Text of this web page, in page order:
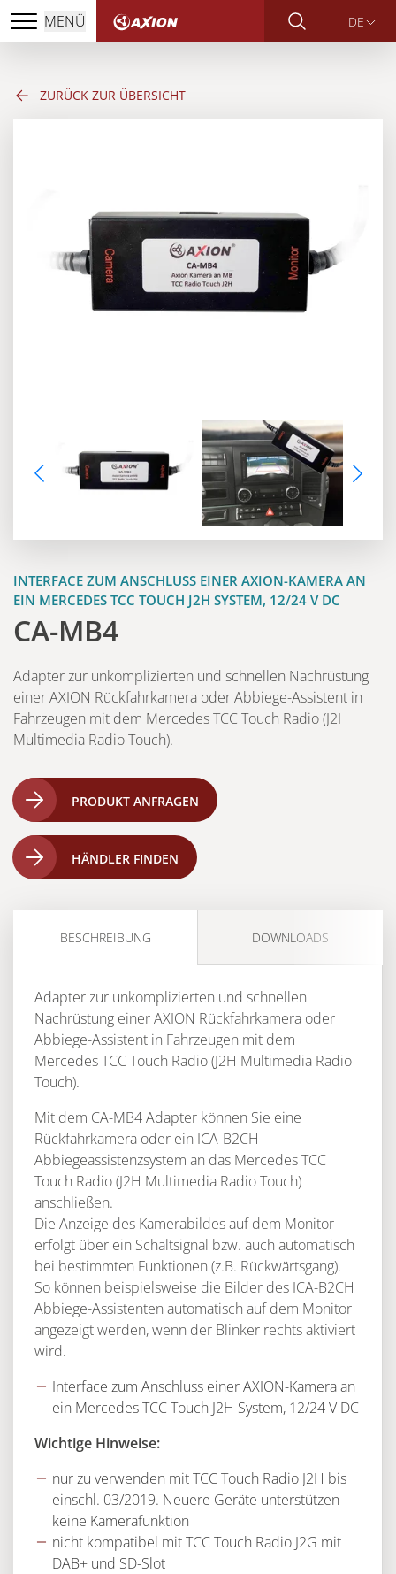
MENÜ DE
ZURÜCK ZUR ÜBERSICHT
INTERFACE ZUM ANSCHLUSS EINER AXION-KAMERA AN
EIN MERCEDES TCC TOUCH J2H SYSTEM, 12/24 V DC
CA-MB4
Adapter zur unkomplizierten und schnellen Nachrüstung
einer AXION Rückfahrkamera oder Abbiege-Assistent in
Fahrzeugen mit dem Mercedes TCC Touch Radio (J2H
Multimedia Radio Touch).
PRODUKT ANFRAGEN
HÄNDLER FINDEN
BESCHREIBUNG DOWNLOADS
Adapter zur unkomplizierten und schnellen
Nachrüstung einer AXION Rückfahrkamera oder
Abbiege-Assistent in Fahrzeugen mit dem
Mercedes TCC Touch Radio (J2H Multimedia Radio
Touch).
Mit dem CA-MB4 Adapter können Sie eine
Rückfahrkamera oder ein ICA-B2CH
Abbiegeassistenzsystem an das Mercedes TCC
Touch Radio (J2H Multimedia Radio Touch)
anschließen.
Die Anzeige des Kamerabildes auf dem Monitor
erfolgt über ein Schaltsignal bzw. auch automatisch
bei bestimmten Funktionen (z.B. Rückwärtsgang).
So können beispielsweise die Bilder des ICA-B2CH
Abbiege-Assistenten automatisch auf dem Monitor
angezeigt werden, wenn der Blinker rechts aktiviert
wird.
Interface zum Anschluss einer AXION-Kamera an
ein Mercedes TCC Touch J2H System, 12/24 V DC
Wichtige Hinweise:
nur zu verwenden mit TCC Touch Radio J2H bis
einschl. 03/2019. Neuere Geräte unterstützen
keine Kamerafunktion
nicht kompatibel mit TCC Touch Radio J2G mit
DAB+ und SD-Slot